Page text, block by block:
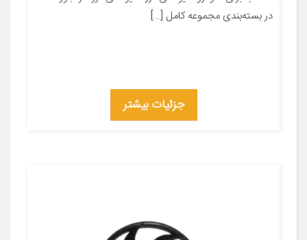
در بسته‌بندی مجموعه کامل […]
جزئیات بیشتر